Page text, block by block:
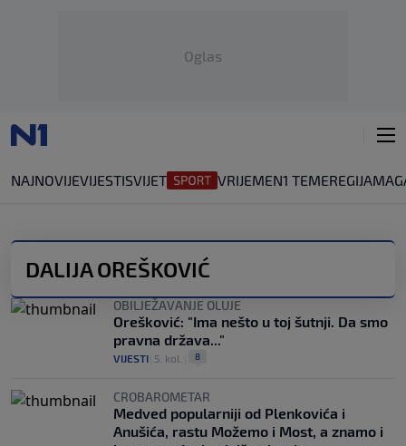
Oglas
NAJNOVIJEVIJESTISVIJET VRIJEMEN1 TEMEREGIJA
DALIJA OREŠKOVIĆ
OBILJEŽAVANJE OLUJE
Orešković: "Ima nešto u toj šutnji. Da smo
pravna država..."
VIJESTI 5. kol. 8
CROBAROMETAR
Medved popularniji od Plenkovića i
Anušića, rastu Možemo i Most, a znamo i